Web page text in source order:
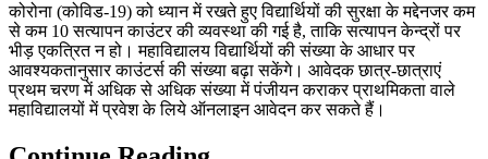
कोरोना (कोविड-19) को ध्यान में रखते हुए विद्यार्थियों की सुरक्षा के मद्देनजर कम
से कम 10 सत्यापन काउंटर की व्यवस्था की गई है, ताकि सत्यापन केन्द्रों पर
भीड़ एकत्रित न हो। महाविद्यालय विद्यार्थियों की संख्या के आधार पर
आवश्यकतानुसार काउंटर्स की संख्या बढ़ा सकेंगे। आवेदक छात्र-छात्राएं
प्रथम चरण में अधिक से अधिक संख्या में पंजीयन कराकर प्राथमिकता वाले
महाविद्यालयों में प्रवेश के लिये ऑनलाइन आवेदन कर सकते हैं।